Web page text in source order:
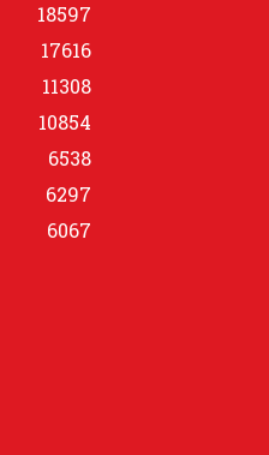
18597
17616
11308
10854
6538
6297
6067